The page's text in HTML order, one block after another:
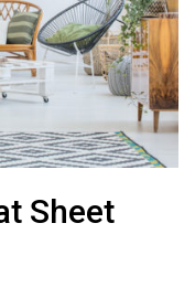
Sheet